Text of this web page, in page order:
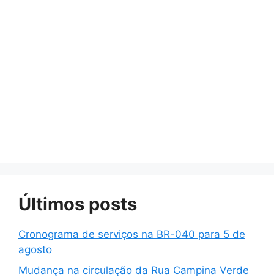
Últimos posts
Cronograma de serviços na BR-040 para 5 de
agosto
Mudança na circulação da Rua Campina Verde